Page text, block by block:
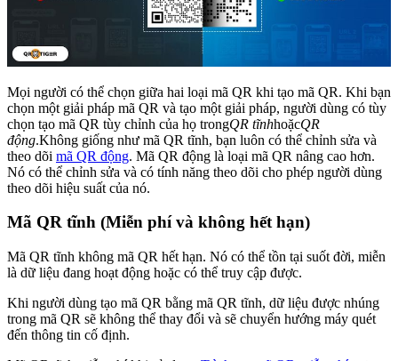
Mọi người có thể chọn giữa hai loại mã QR khi tạo mã QR. Khi bạn
chọn một giải pháp mã QR và tạo một giải pháp, người dùng có tùy
chọn tạo mã QR tùy chỉnh của họ trongQR tĩnhhoặcQR
động.Không giống như mã QR tĩnh, bạn luôn có thể chỉnh sửa và
theo dõi mã QR động. Mã QR động là loại mã QR nâng cao hơn.
Nó có thể chỉnh sửa và có tính năng theo dõi cho phép người dùng
theo dõi hiệu suất của nó.
Mã QR tĩnh (Miễn phí và không hết hạn)
Mã QR tĩnh không mã QR hết hạn. Nó có thể tồn tại suốt đời, miễn
là dữ liệu đang hoạt động hoặc có thể truy cập được.
Khi người dùng tạo mã QR bằng mã QR tĩnh, dữ liệu được nhúng
trong mã QR sẽ không thể thay đổi và sẽ chuyển hướng máy quét
đến thông tin cố định.